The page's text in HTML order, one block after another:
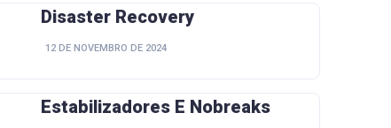
Disaster Recovery
12 DE NOVEMBRO DE 2024
Estabilizadores E Nobreaks